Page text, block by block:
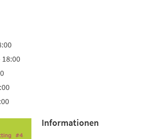
Informationen